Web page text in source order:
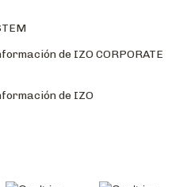
de IZO CORPORATE
de IZO